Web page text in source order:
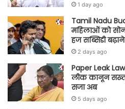
1 day ago
Tamil Nadu
महिलाओं को
हज सब्सिडी
2 days ago
Paper Leak Law
लीक कानून सख्त,
सजा अब
5 days ago